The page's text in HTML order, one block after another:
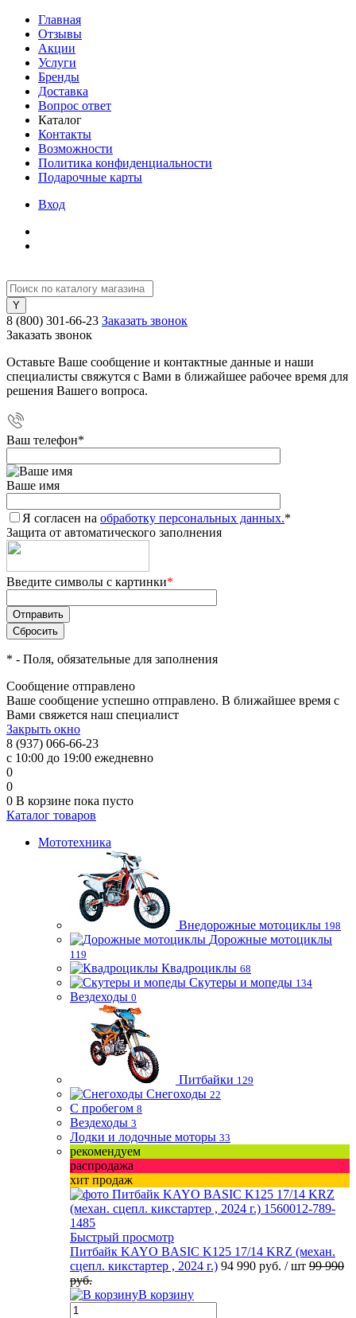
Главная
Отзывы
Акции
Услуги
Бренды
Доставка
Вопрос ответ
Каталог
Контакты
Возможности
Политика конфиденциальности
Подарочные карты
Вход
8 (800) 301-66-23 Заказать звонок
Заказать звонок
Оставьте Ваше сообщение и контактные данные и наши
специалисты свяжутся с Вами в ближайшее рабочее время для
решения Вашего вопроса.
Ваш телефон*
Ваше имя
Я согласен на обработку персональных данных.*
Защита от автоматического заполнения
Введите символы с картинки*
* - Поля, обязательные для заполнения
Сообщение отправлено
Ваше сообщение успешно отправлено. В ближайшее время с
Вами свяжется наш специалист
Закрыть окно
8 (937) 066-66-23
с 10:00 до 19:00 ежедневно
0
0
0 В корзине пока пусто
Каталог товаров
Мототехника
Внедорожные мотоциклы 198
Дорожные мотоциклы
119
Квадроциклы 68
Скутеры и мопеды 134
Вездеходы 0
Питбайки 129
Снегоходы 22
С пробегом 8
Вездеходы 3
Лодки и лодочные моторы 33
рекомендуем
распродажа
хит продаж
Быстрый просмотр
Питбайк KAYO BASIC K125 17/14 KRZ (механ.
сцепл. кикстартер , 2024 г.) 94 990 руб. / шт 99 990
руб.
В корзину